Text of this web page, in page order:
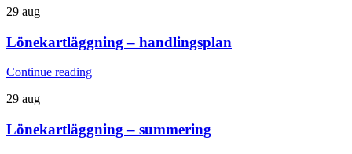
29 aug
Lönekartläggning – handlingsplan
Continue reading
29 aug
Lönekartläggning – summering